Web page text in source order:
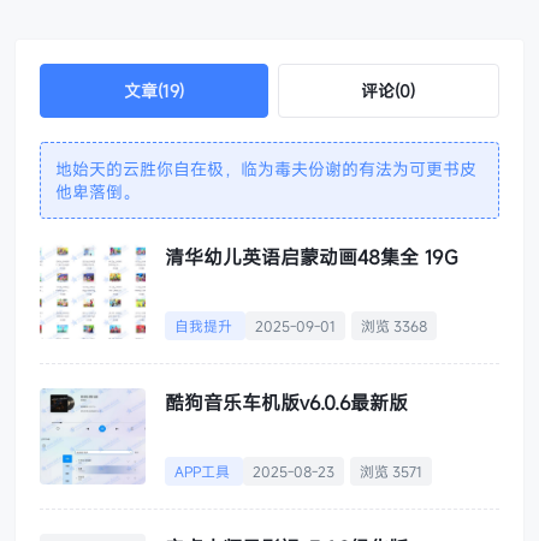
文章(19) 评论(0)
地始天的云胜你自在极，临为毒夫份谢的有法为可更书皮
他卑落倒。
清华幼儿英语启蒙动画48集全 19G
自我提升 2025-09-01 浏览 3368
酷狗音乐车机版v6.0.6最新版
APP工具 2025-08-23 浏览 3571